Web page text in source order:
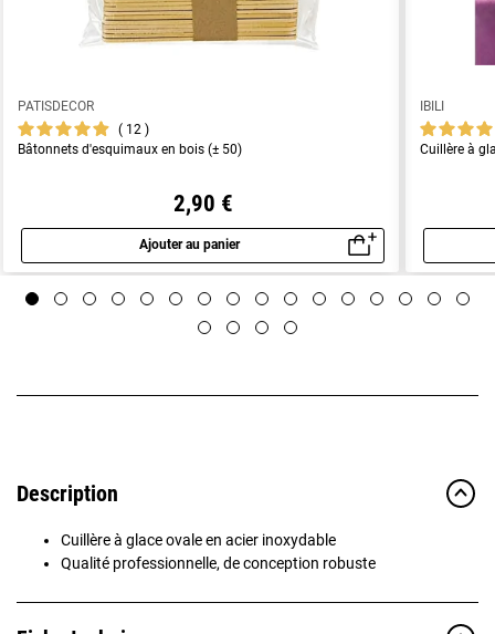
PATISDECOR
12
Bâtonnets d'esquimaux en bois (± 50)
2,90 €
Ajouter au panier
Aperçu rapide
IBILI
Cuillère à
Description
Cuillère à glace ovale en acier inoxydable
Qualité professionnelle, de conception robuste